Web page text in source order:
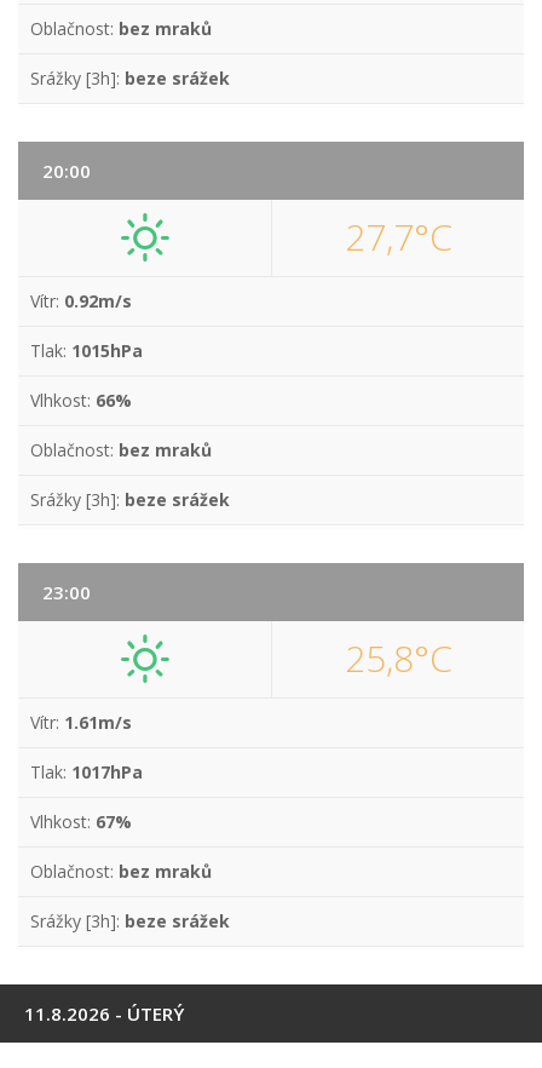
Oblačnost: bez mraků
Srážky [3h]: beze srážek
20:00
27,7°C
Vítr: 0.92m/s
Tlak: 1015hPa
Vlhkost: 66%
Oblačnost: bez mraků
Srážky [3h]: beze srážek
23:00
25,8°C
Vítr: 1.61m/s
Tlak: 1017hPa
Vlhkost: 67%
Oblačnost: bez mraků
Srážky [3h]: beze srážek
11.8.2026 - ÚTERÝ